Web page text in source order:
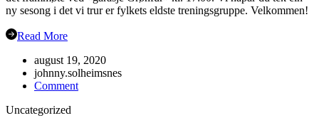
ny sesong i det vi trur er fylkets eldste treningsgruppe. Velkommen!
Read More
august 19, 2020
johnny.solheimsnes
Commenton
Uncategorized